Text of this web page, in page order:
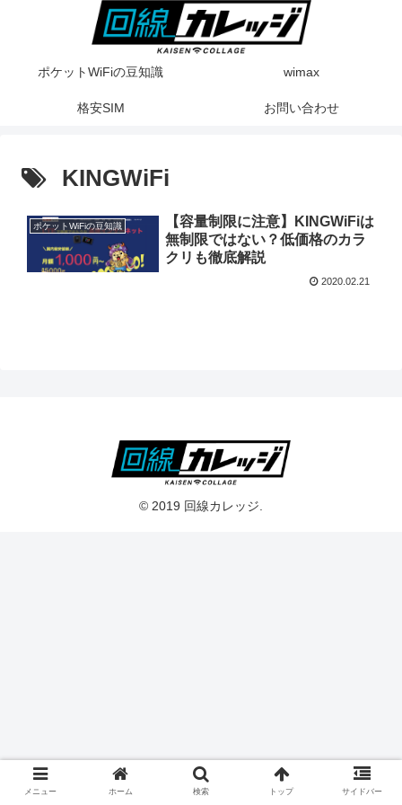
ポケットWiFiの豆知識 wimax
格安SIM お問い合わせ
KINGWiFi
ポケットWiFiの豆知識
【容量制限に注意】KINGWiFiは
無制限ではない？低価格のカラ
クリも徹底解説
2020.02.21
© 2019 回線カレッジ.
メニュー ホーム 検索 トップ サイドバー